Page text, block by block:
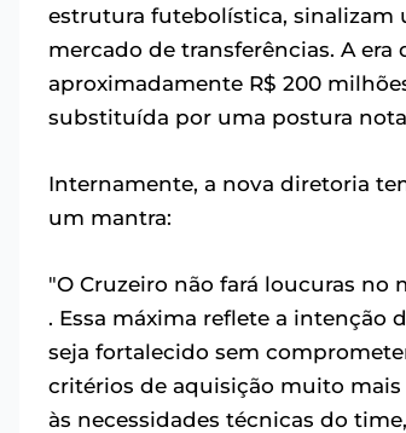
estrutura futebolística, sinalizam
mercado de transferências. A
aproximadamente R$ 200
substituída por uma postura
Internamente, a nova diretoria
um mantra:
"O Cruzeiro não fará loucuras no
. Essa máxima reflete a intenção
seja fortalecido sem
critérios de aquisição muito
às necessidades técnicas do